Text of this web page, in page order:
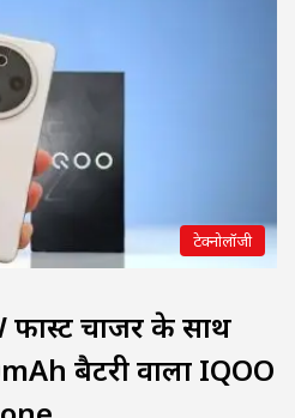
टेक्नोलॉजी
चार्जर के साथ
बैटरी वाला IQOO